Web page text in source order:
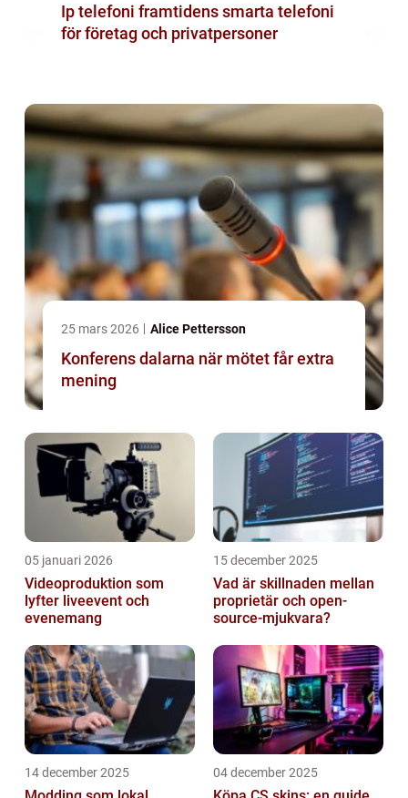
Ip telefoni framtidens smarta telefoni
för företag och privatpersoner
25 mars 2026 Alice Pettersson
Konferens dalarna när mötet får extra
mening
05 januari 2026
Videoproduktion som
lyfter liveevent och
evenemang
15 december 2025
Vad är skillnaden mellan
proprietär och open-
source-mjukvara?
14 december 2025 04 december 2025